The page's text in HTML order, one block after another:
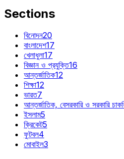
Sections
বিনোদন20
বাংলাদেশ17
খেলাধুলা17
বিজ্ঞান ও প্রযুক্তি16
আন্তর্জাতিক12
শিক্ষা12
ভারত7
আন্তর্জাতিক, বেসরকারি ও সরকারি
ইসলাম5
ক্রিকেট5
ফুটবল4
মোবাইল3